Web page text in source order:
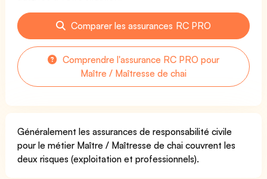
Comparer les assurances RC PRO
Comprendre l'assurance RC PRO pour
Maître / Maîtresse de chai
Généralement les assurances de responsabilité civile
pour le métier Maître / Maîtresse de chai couvrent les
deux risques (exploitation et professionnels).